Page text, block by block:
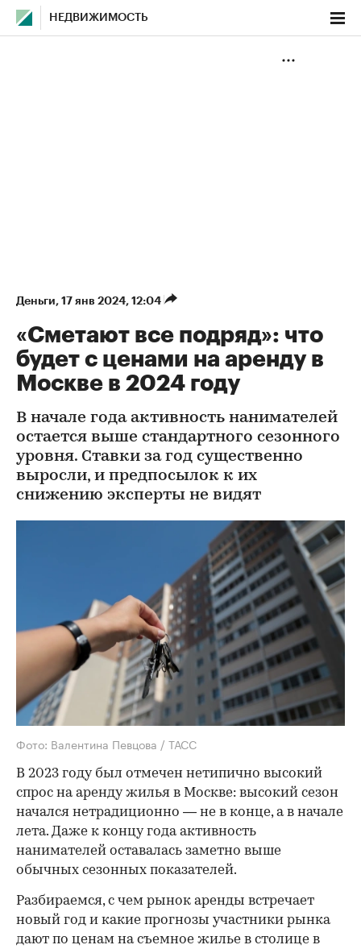
НЕДВИЖИМОСТЬ
Деньги⁠, 17 янв 2024, 12:04
«Сметают все подряд»: что
будет с ценами на аренду в
Москве в 2024 году
В начале года активность нанимателей
остается выше стандартного сезонного
уровня. Ставки за год существенно
выросли, и предпосылок к их
снижению эксперты не видят
Фото: Валентина Певцова / ТАСС
В 2023 году был отмечен нетипично высокий
спрос на аренду жилья в Москве: высокий сезон
начался нетрадиционно — не в конце, а в начале
лета. Даже к концу года активность
нанимателей оставалась заметно выше
обычных сезонных показателей.
Разбираемся, с чем рынок аренды встречает
новый год и какие прогнозы участники рынка
дают по ценам на съемное жилье в столице в